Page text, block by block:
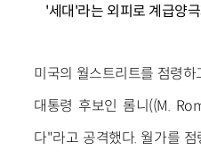
'세대'라는 외피로 계급양
미국의 월스트리트를 점령
대통령 후보인 롬니((M.
다"라고 공격했다. 월가를